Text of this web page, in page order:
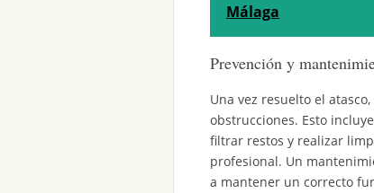
Málaga
Prevención y
Una vez resuelto el
obstrucciones. Esto
filtrar restos y realizar
profesional. Un
a mantener un correcto